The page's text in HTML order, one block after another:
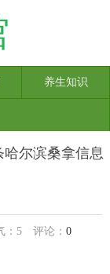
养生知识
哈尔滨桑拿信息
5评论： 0